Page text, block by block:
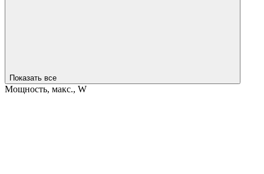
Показать все
Мощность, макс., W